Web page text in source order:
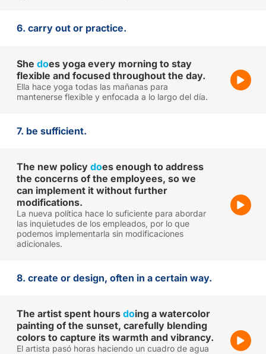
6. carry out or practice.
She does yoga every morning to stay
flexible and focused throughout the day.
Ella hace yoga todas las mañanas para
mantenerse flexible y enfocada a lo largo del día.
7. be sufficient.
The new policy does enough to address
the concerns of the employees, so we
can implement it without further
modifications.
La nueva política hace lo suficiente para abordar
las inquietudes de los empleados, por lo que
podemos implementarla sin modificaciones
adicionales.
8. create or design, often in a certain way.
The artist spent hours doing a watercolor
painting of the sunset, carefully blending
colors to capture its warmth and vibrancy.
El artista pasó horas haciendo un cuadro de agua